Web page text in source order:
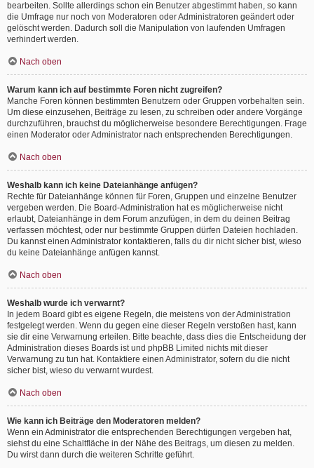
bearbeiten. Sollte allerdings schon ein Benutzer abgestimmt haben, so kann
die Umfrage nur noch von Moderatoren oder Administratoren geändert oder
gelöscht werden. Dadurch soll die Manipulation von laufenden Umfragen
verhindert werden.
Nach oben
Warum kann ich auf bestimmte Foren nicht zugreifen?
Manche Foren können bestimmten Benutzern oder Gruppen vorbehalten sein.
Um diese einzusehen, Beiträge zu lesen, zu schreiben oder andere Vorgänge
durchzuführen, brauchst du möglicherweise besondere Berechtigungen. Frage
einen Moderator oder Administrator nach entsprechenden Berechtigungen.
Nach oben
Weshalb kann ich keine Dateianhänge anfügen?
Rechte für Dateianhänge können für Foren, Gruppen und einzelne Benutzer
vergeben werden. Die Board-Administration hat es möglicherweise nicht
erlaubt, Dateianhänge in dem Forum anzufügen, in dem du deinen Beitrag
verfassen möchtest, oder nur bestimmte Gruppen dürfen Dateien hochladen.
Du kannst einen Administrator kontaktieren, falls du dir nicht sicher bist, wieso
du keine Dateianhänge anfügen kannst.
Nach oben
Weshalb wurde ich verwarnt?
In jedem Board gibt es eigene Regeln, die meistens von der Administration
festgelegt werden. Wenn du gegen eine dieser Regeln verstoßen hast, kann
sie dir eine Verwarnung erteilen. Bitte beachte, dass dies die Entscheidung der
Administration dieses Boards ist und phpBB Limited nichts mit dieser
Verwarnung zu tun hat. Kontaktiere einen Administrator, sofern du die nicht
sicher bist, wieso du verwarnt wurdest.
Nach oben
Wie kann ich Beiträge den Moderatoren melden?
Wenn ein Administrator die entsprechenden Berechtigungen vergeben hat,
siehst du eine Schaltfläche in der Nähe des Beitrags, um diesen zu melden.
Du wirst dann durch die weiteren Schritte geführt.